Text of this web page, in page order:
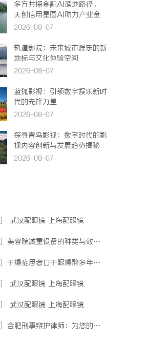
多方共探金融AI落地路径，
天创信用星图AI助力产业金
融智能升级
2026-08-07
轨道影院：未来城市娱乐的新
地标与文化体验空间
2026-08-07
蓝狐影视：引领数字娱乐新时
代的先锋力量
2026-08-07
探寻青鸟影视：数字时代的影
视内容创新与发展趋势揭秘
2026-08-07
武汉配眼镜 上海配眼镜
美容院减重设备的种类与效果全解析
干燥症患者口干眼燥熬多年，一个周期缓过来？老中医：一张辨证方对症，身体找回津液
武汉配眼镜 上海配眼镜
武汉配眼镜 上海配眼镜
合肥刑事辩护律师：为您的权益保驾护航